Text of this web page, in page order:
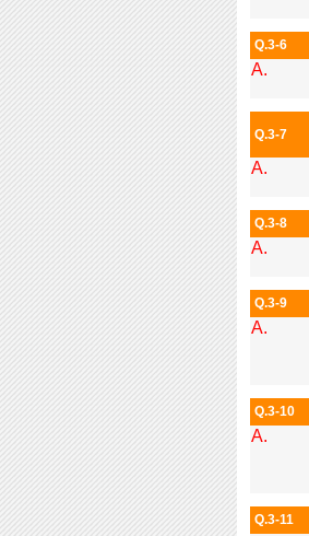
Q.3-6
A.
Q.3-7
A.
Q.3-8
A.
Q.3-9
A.
Q.3-10
A.
Q.3-11